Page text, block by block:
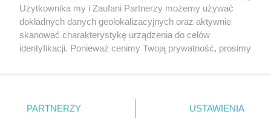
Zapomniałem hasła
Copyright © 2022 Kurier Szczeciński sp. z o.o.
Użytkownika my i Zaufani Partnerzy możemy używać
dokładnych danych geolokalizacyjnych oraz aktywnie
skanować charakterystykę urządzenia do celów
identyfikacji. Ponieważ cenimy Twoją prywatność, prosimy
prywatności znajdujący się w lewym dolnym rogu strony
. Niektóre rodzaje przetwarzania danych nie wymagają
PARTNERZY USTAWIENIA